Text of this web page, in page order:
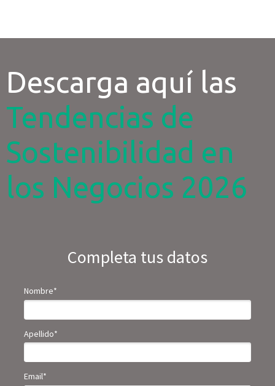
Descarga aquí las
Tendencias de
Sostenibilidad en
los Negocios 2026
Completa tus datos
Nombre*
Apellido*
Email*